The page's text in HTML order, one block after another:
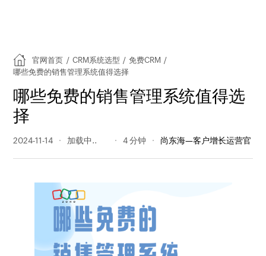
官网首页 / CRM系统选型 / 免费CRM /
哪些免费的销售管理系统值得选择
哪些免费的销售管理系统值得选
择
2024-11-14 250 阅读量 4 分钟 尚东海—客户增长运营官